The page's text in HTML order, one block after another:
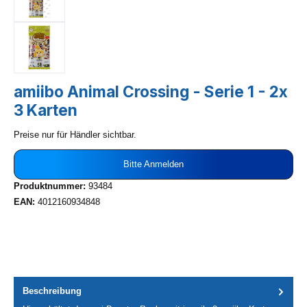
amiibo Animal Crossing - Serie 1 - 2x
3 Karten
Preise nur für Händler sichtbar.
Bitte Anmelden
Produktnummer: 93484
EAN: 4012160934848
Beschreibung